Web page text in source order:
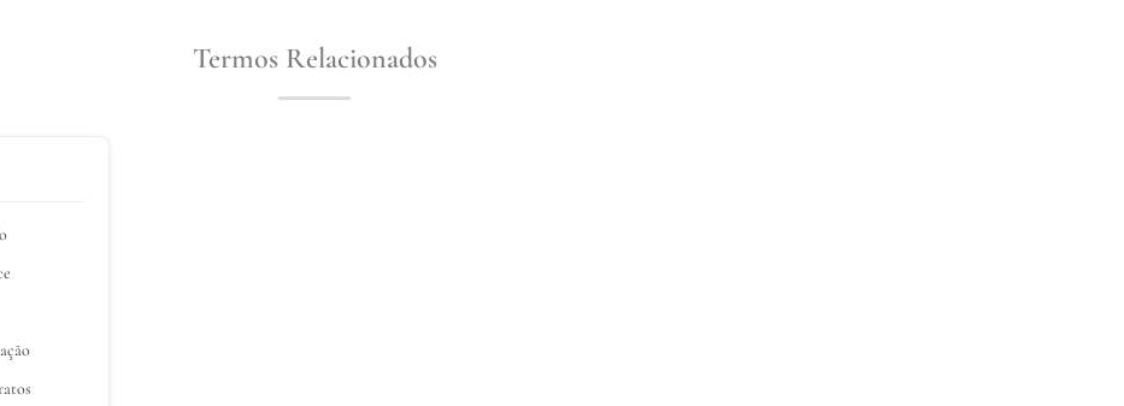
Termos Relacionados